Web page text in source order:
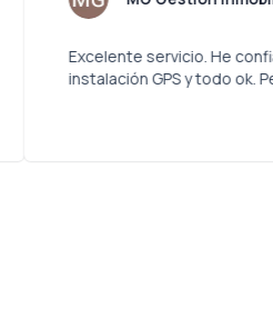
fue muy
los avances.
es el más